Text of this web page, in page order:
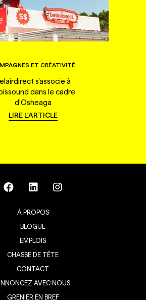
ET CRÉATIVITÉ
s'associe à
dans le cadre
d'Osheaga
LIRE L'ARTICLE
À PROPOS
BLOGUE
EMPLOIS
CHASSE DE TÊTE
CONTACT
AVEC NOUS
GRENIER EN BREF